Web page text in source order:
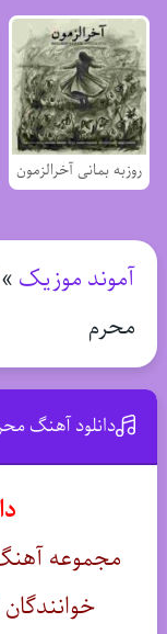
روزبه بمانی آخرالزمون
آموند موزیک »
محرم
دانلود آهنگ
مجموعه
خوانندگان